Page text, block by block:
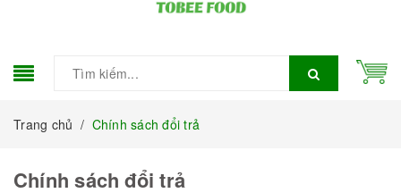
Trang chủ / Chính sách đổi trả
Chính sách đổi trả